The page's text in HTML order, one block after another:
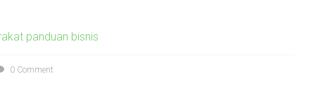
panduan bisnis
0 Comment